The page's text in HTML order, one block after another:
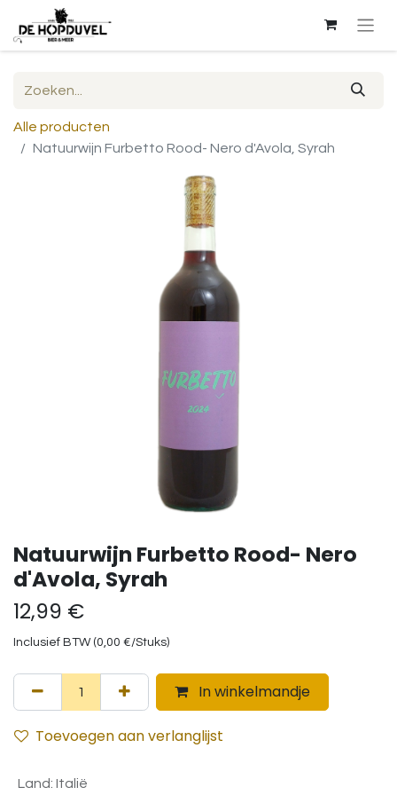
Alle producten
Natuurwijn Furbetto Rood- Nero d'Avola, Syrah
Natuurwijn Furbetto Rood- Nero
d'Avola, Syrah
12,99 €
Inclusief BTW (0,00 €/Stuks)
In winkelmandje
Toevoegen aan verlanglijst
Land: Italië